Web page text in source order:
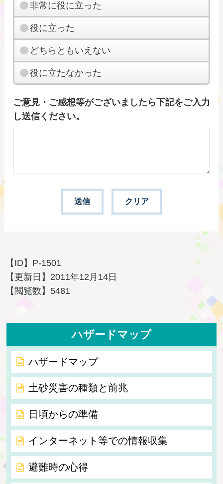
非常に役に立った
役に立った
どちらともいえない
役に立たなかった
ご意見・ご感想等がございましたら下記をご入力
し送信ください。
【ID】 P-1501
【更新日】 2011年12月14日
【閲覧数】 5481
ハザードマップ
ハザードマップ
土砂災害の種類と前兆
日頃からの準備
インターネット等での情報収集
避難時の心得